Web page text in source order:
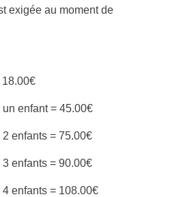
exigée au moment de
18.00€
enfant = 45.00€
enfants = 75.00€
enfants = 90.00€
enfants = 108.00€